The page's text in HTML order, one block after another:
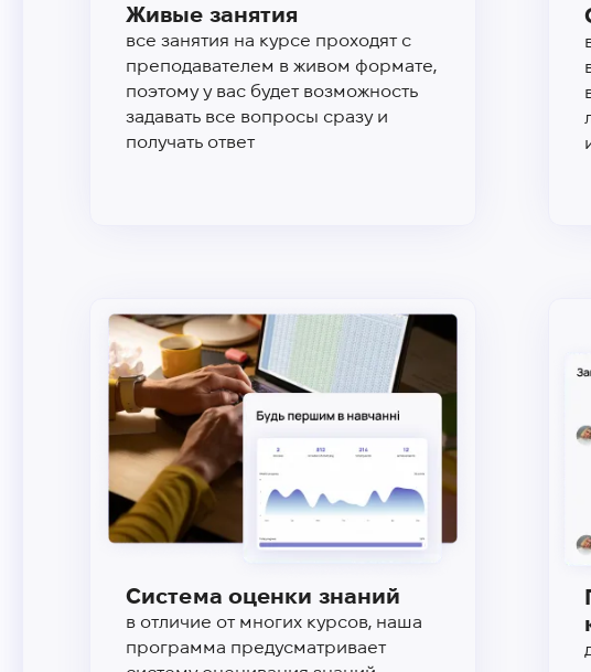
Живые занятия
все занятия на курсе проходят с
преподавателем в живом формате,
поэтому у вас будет возможность
задавать все вопросы сразу и
получать ответ
Система оценки знаний
в отличие от многих курсов, наша
программа предусматривает